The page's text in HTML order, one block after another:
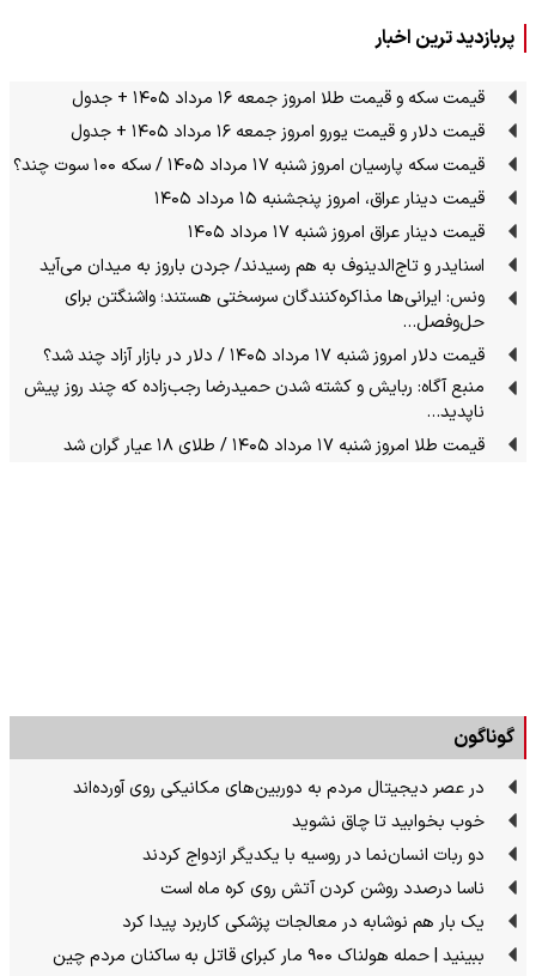
پربازدید ترین اخبار
قیمت سکه و قیمت طلا امروز جمعه ۱۶ مرداد ۱۴۰۵ + جدول
قیمت دلار و قیمت یورو امروز جمعه ۱۶ مرداد ۱۴۰۵ + جدول
قیمت سکه پارسیان امروز شنبه ۱۷ مرداد ۱۴۰۵ / سکه ۱۰۰ سوت چند؟
قیمت دینار عراق، امروز پنجشنبه ۱۵ مرداد ۱۴۰۵
قیمت دینار عراق امروز شنبه ۱۷ مرداد ۱۴۰۵
اسنایدر و تاج‌الدینوف به هم رسیدند/ جردن باروز به میدان می‌آید
ونس: ایرانی‌ها مذاکره‌کنندگان سرسختی هستند؛ واشنگتن برای
حل‌وفصل…
قیمت دلار امروز شنبه ۱۷ مرداد ۱۴۰۵ / دلار در بازار آزاد چند شد؟
منبع آگاه: ربایش و کشته شدن حمیدرضا رجب‌زاده که چند روز پیش
ناپدید…
قیمت طلا امروز شنبه ۱۷ مرداد ۱۴۰۵ / طلای ۱۸ عیار گران شد
گوناگون
در عصر دیجیتال مردم به دوربین‌های مکانیکی روی آورده‌اند
خوب بخوابید تا چاق نشوید
دو ربات انسان‌نما در روسیه با یکدیگر ازدواج کردند
ناسا درصدد روشن کردن آتش روی کره ماه است
یک بار هم نوشابه در معالجات پزشکی کاربرد پیدا کرد
ببینید | حمله هولناک ۹۰۰ مار کبرای قاتل به ساکنان مردم چین